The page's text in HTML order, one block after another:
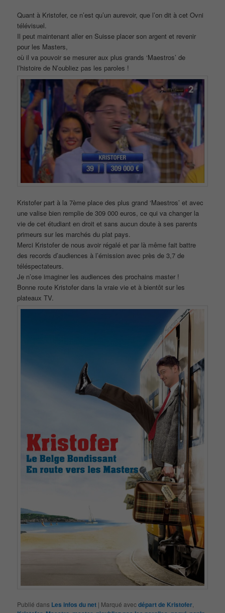
Quant à Kristofer, ce n’est qu’un aurevoir, que l’on dit à cet Ovni
télévisuel.
Il peut maintenant aller en Suisse placer son argent et revenir
pour les Masters,
où il va pouvoir se mesurer aux plus grands ‘Maestros’ de
l’histoire de N’oubliez pas les paroles !
Kristofer part à la 7ème place des plus grand ‘Maestros’ et avec
une valise bien remplie de 309 000 euros, ce qui va changer la
vie de cet étudiant en droit et sans aucun doute à ses parents
primeurs sur les marchés du plat pays.
Merci Kristofer de nous avoir régalé et par là même fait battre
des records d’audiences à l’émission avec près de 3,7 de
téléspectateurs.
Je n’ose imaginer les audiences des prochains master !
Bonne route Kristofer dans la vraie vie et à bientôt sur les
plateaux TV.
Publié dans Les infos du net | Marqué avecdépart de Kristofer